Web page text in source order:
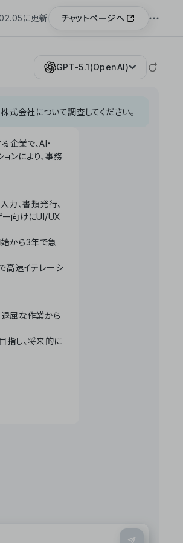
に更新 チャットページへ
GPT-5.1(OpenAI)
式会社について調査してください。
企業で、AI・
ンにより、事務
力、書類発行、
ー向けにUI/UX
から3年で急
高速イテレーシ
屈な作業から
し、将来的に